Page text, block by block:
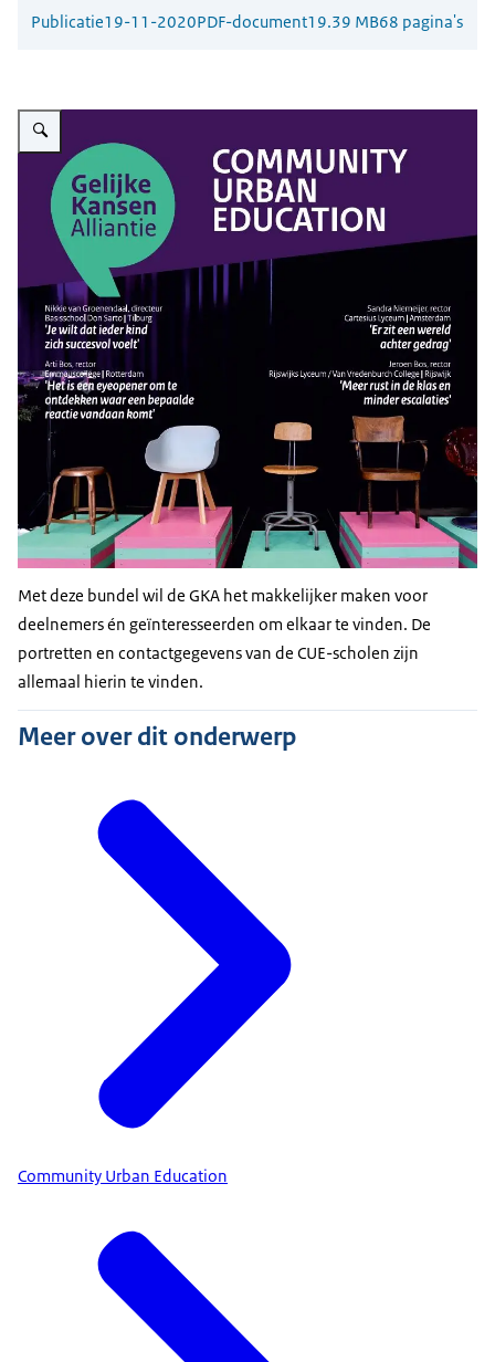
Publicatie19-11-2020PDF-document19.39 MB68 pagina's
Vergroot afbeelding Cover van de CUE-bundel
Met deze bundel wil de GKA het makkelijker maken voor
deelnemers én geïnteresseerden om elkaar te vinden. De
portretten en contactgegevens van de CUE-scholen zijn
allemaal hierin te vinden.
Meer over dit onderwerp
Community Urban Education